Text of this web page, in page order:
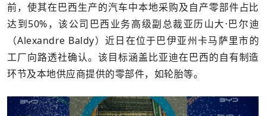
前，使其在巴西生产的汽车中本地采购及自产零部件占比
达到50%，该公司巴西业务高级副总裁亚历山大·巴尔迪
（Alexandre Baldy）近日在位于巴伊亚州卡马萨里市的
工厂向路透社确认。该目标涵盖比亚迪在巴西的自有制造
环节及本地供应商提供的零部件，如轮胎等。